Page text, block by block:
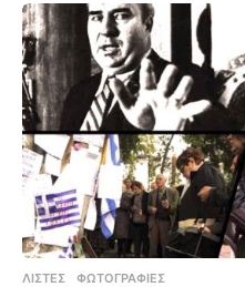
ΛΊΣΤΕΣ ,ΦΩΤΟΓΡΑΦΊΕΣ